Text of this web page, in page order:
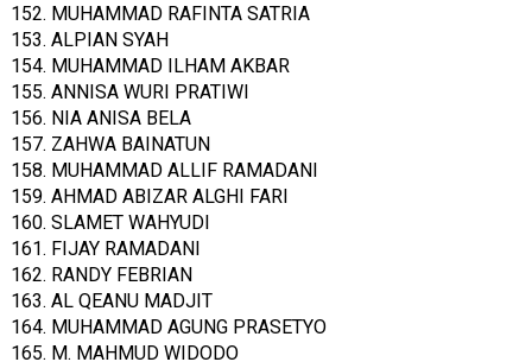
152. MUHAMMAD RAFINTA SATRIA
153. ALPIAN SYAH
154. MUHAMMAD ILHAM AKBAR
155. ANNISA WURI PRATIWI
156. NIA ANISA BELA
157. ZAHWA BAINATUN
158. MUHAMMAD ALLIF RAMADANI
159. AHMAD ABIZAR ALGHI FARI
160. SLAMET WAHYUDI
161. FIJAY RAMADANI
162. RANDY FEBRIAN
163. AL QEANU MADJIT
164. MUHAMMAD AGUNG PRASETYO
165. M. MAHMUD WIDODO